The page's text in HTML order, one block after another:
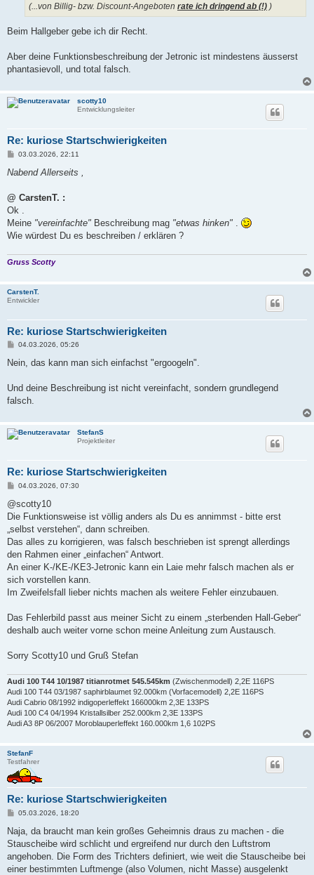
(...von Billig- bzw. Discount-Angeboten rate ich dringend ab (!) )
Beim Hallgeber gebe ich dir Recht.
Aber deine Funktionsbeschreibung der Jetronic ist mindestens äusserst
phantasievoll, und total falsch.
scotty10
Entwicklungsleiter
Re: kuriose Startschwierigkeiten
B
i
a
03.03.2026, 22:11
Nabend Allerseits ,
@ CarstenT. :
Ok .
Meine "vereinfachte" Beschreibung mag "etwas hinken"
Wie würdest Du es beschreiben / erklären ?
Gruss Scotty
CarstenT.
Entwickler
Re: kuriose Startschwierigkeiten
B
i
a
04.03.2026, 05:26
Nein, das kann man sich einfachst "ergoogeln".
Und deine Beschreibung ist nicht vereinfacht, sondern grundlegend
falsch.
StefanS
Projektleiter
Re: kuriose Startschwierigkeiten
B
i
r
a
04.03.2026, 07:30
@scotty10
Die Funktionsweise ist völlig anders als Du es annimmst - bitte erst
„selbst verstehen“, dann schreiben.
Das alles zu korrigieren, was falsch beschrieben ist sprengt allerdings
den Rahmen einer „einfachen“ Antwort.
An einer K-/KE-/KE3-Jetronic kann ein Laie mehr falsch machen als er
sich vorstellen kann.
Im Zweifelsfall lieber nichts machen als weitere Fehler einzubauen.
Das Fehlerbild passt aus meiner Sicht zu einem „sterbenden Hall-Geber“
deshalb auch weiter vorne schon meine Anleitung zum Austausch.
Sorry Scotty10 und Gruß Stefan
Audi 100 T44 10/1987 titianrotmet 545.545km (Zwischenmodell) 2,2E 116PS
Audi 100 T44 03/1987 saphirblaumet 92.000km (Vorfacemodell) 2,2E 116PS
Audi Cabrio 08/1992 indigoperleffekt 166000km 2,3E 133PS
Audi 100 C4 04/1994 Kristallsilber 252.000km 2,3E 133PS
Audi A3 8P 06/2007 Moroblauperleffekt 160.000km 1,6 102PS
StefanF
Testfahrer
Re: kuriose Startschwierigkeiten
B
i
r
a
g
05.03.2026, 18:20
Naja, da braucht man kein großes Geheimnis draus zu machen - die
Stauscheibe wird schlicht und ergreifend nur durch den Luftstrom
angehoben. Die Form des Trichters definiert, wie weit die Stauscheibe bei
einer bestimmten Luftmenge (also Volumen, nicht Masse) ausgelenkt